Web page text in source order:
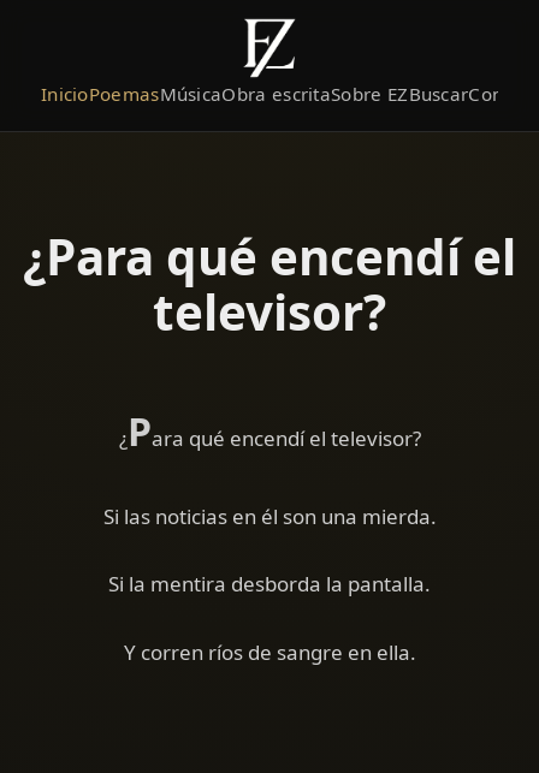
InicioPoemasMúsicaObra escritaSobre EZBuscar
¿Para qué encendí el
televisor?
¿Para qué encendí el televisor?
Si las noticias en él son una mierda.
Si la mentira desborda la pantalla.
Y corren ríos de sangre en ella.